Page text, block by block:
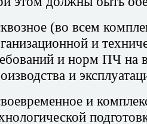
(во всем
и
и норм ПЧ на
и
и